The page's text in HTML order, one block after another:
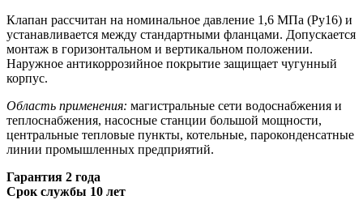
Клапан рассчитан на номинальное давление 1,6 МПа (Ру16) и
устанавливается между стандартными фланцами. Допускается
монтаж в горизонтальном и вертикальном положении.
Наружное антикоррозийное покрытие защищает чугунный
корпус.
Область применения: магистральные сети водоснабжения и
теплоснабжения, насосные станции большой мощности,
центральные тепловые пункты, котельные, пароконденсатные
линии промышленных предприятий.
Гарантия 2 года
Срок службы 10 лет